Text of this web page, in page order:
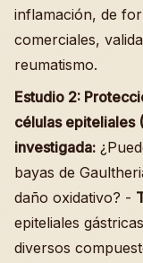
inflamación, de
comerciales,
reumatismo.
Estudio 2:
células epiteliales (
investigada:
bayas de
daño oxidativo? -
epiteliales
diversos